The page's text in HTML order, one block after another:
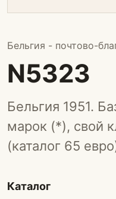
Бельгия - почтово-
N5323
Бельгия 1951.
марок (*), свой
(каталог 65
Каталог